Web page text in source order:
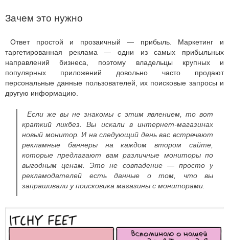
Зачем это нужно
Ответ простой и прозаичный — прибыль. Маркетинг и
таргетированная реклама — одни из самых прибыльных
направлений бизнеса, поэтому владельцы крупных и
популярных приложений довольно часто продают
персональные данные пользователей, их поисковые запросы и
другую информацию.
Если же вы не знакомы с этим явлением, то вот
краткий ликбез. Вы искали в интернет-магазинах
новый монитор. И на следующий день вас встречают
рекламные баннеры на каждом втором сайте,
которые предлагают вам различные мониторы по
выгодным ценам. Это не совпадение — просто у
рекламодателей есть данные о том, что вы
запрашивали у поисковика магазины с мониторами.